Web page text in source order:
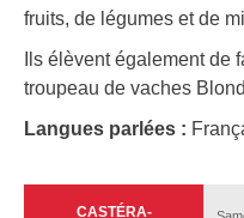
fruits, de légumes et de
Ils élèvent également de
troupeau de vaches
Langues parlées :